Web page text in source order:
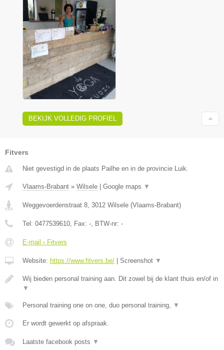
BEKIJK VOLLEDIG PROFIEL
Fitvers
Niet gevestigd in de plaats Pailhe en in de provincie Luik.
Vlaams-Brabant » Wilsele | Google maps ▼
Weggevoerdenstraat 8 3012 Wilsele (Vlaams-Brabant)
Tel: 0477539610 , Fax: - , BTW-nr: -
E-mail › Fitvers
Website: https://www.fitvers.be/ | Screenshot ▼
Wij bieden personal training aan. Dit zowel bij de klant thuis en/of in
▼
Personal training one on one, duo personal training, ▼
Er wordt gewerkt op afspraak.
Laatste facebook posts ▼